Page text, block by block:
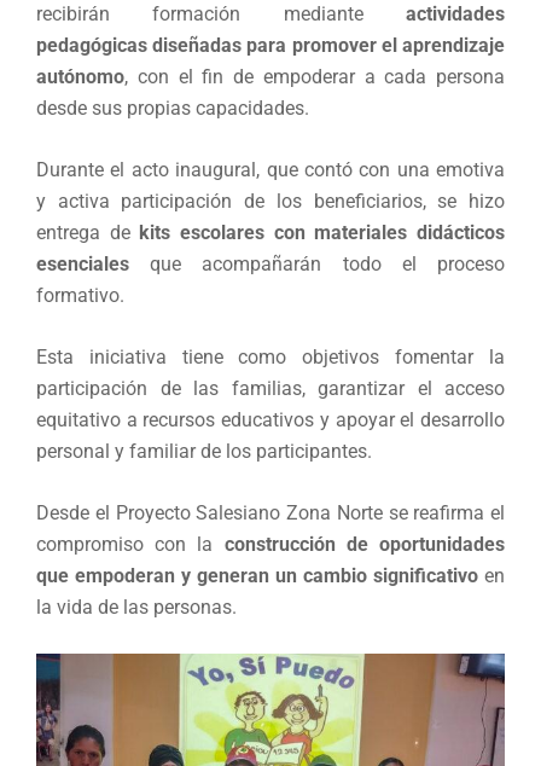
recibirán formación mediante actividades
pedagógicas diseñadas para promover el aprendizaje
autónomo, con el fin de empoderar a cada persona
desde sus propias capacidades.
Durante el acto inaugural, que contó con una emotiva
y activa participación de los beneficiarios, se hizo
entrega de kits escolares con materiales didácticos
esenciales que acompañarán todo el proceso
formativo.
Esta iniciativa tiene como objetivos fomentar la
participación de las familias, garantizar el acceso
equitativo a recursos educativos y apoyar el desarrollo
personal y familiar de los participantes.
Desde el Proyecto Salesiano Zona Norte se reafirma el
compromiso con la construcción de oportunidades
que empoderan y generan un cambio significativo en
la vida de las personas.